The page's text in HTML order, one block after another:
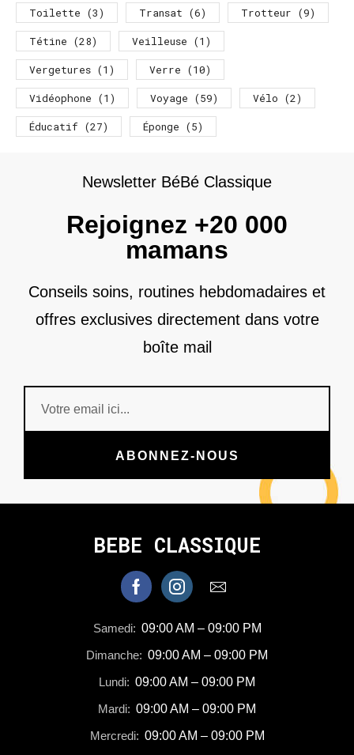
Toilette (3) Transat (6) Trotteur (9)
Tétine (28) Veilleuse (1)
Vergetures (1) Verre (10)
Vidéophone (1) Voyage (59) Vélo (2)
Éducatif (27) Éponge (5)
Newsletter BéBé Classique
Rejoignez +20 000
mamans
Conseils soins, routines hebdomadaires et
offres exclusives directement dans votre
boîte mail
ABONNEZ-NOUS
BEBE CLASSIQUE
Samedi: 09:00 AM – 09:00 PM
Dimanche: 09:00 AM – 09:00 PM
Lundi: 09:00 AM – 09:00 PM
Mardi: 09:00 AM – 09:00 PM
Mercredi: 09:00 AM – 09:00 PM